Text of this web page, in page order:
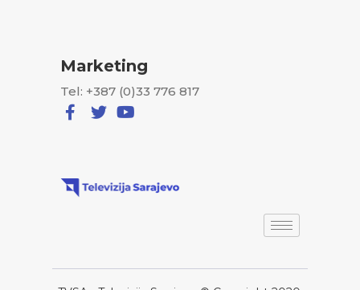
Marketing
Tel: +387 (0)33 776 817